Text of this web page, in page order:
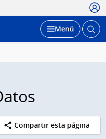
Desplegar
Menú Abrir
Compartir esta página